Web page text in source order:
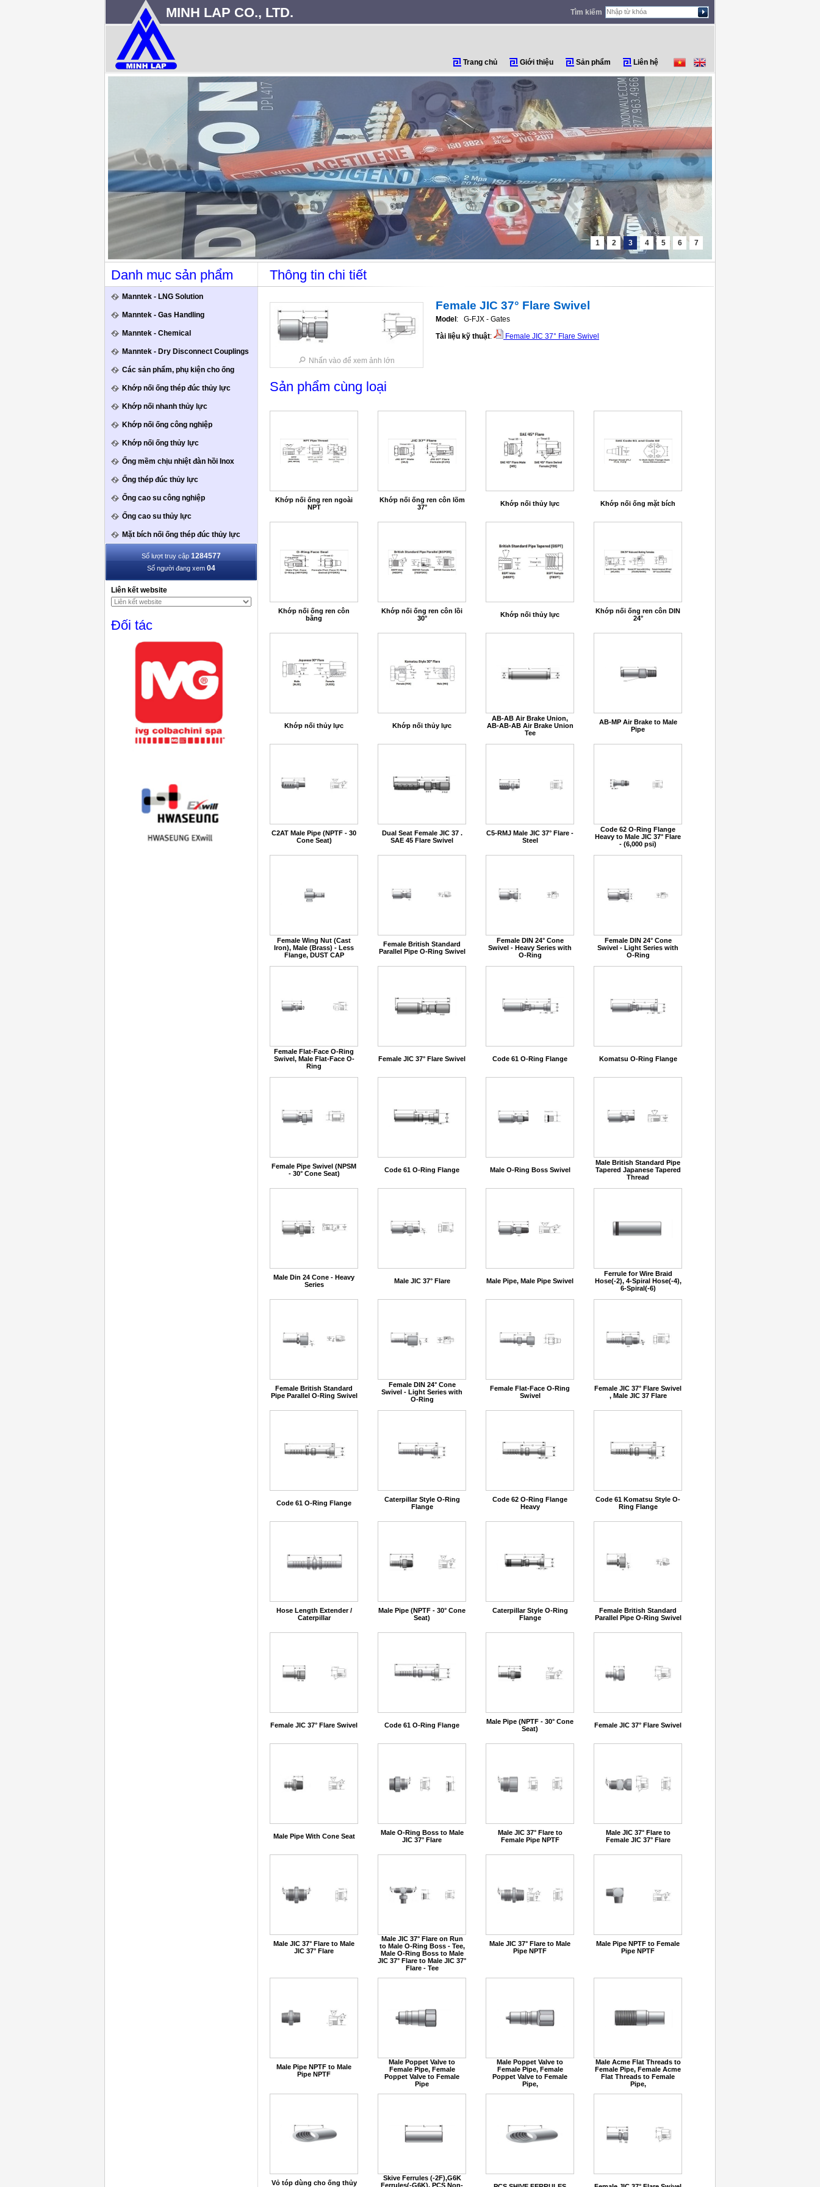
MINH LAP CO., LTD. Tìm kiếm
Trang chủ Giới thiệu Sản phẩm Liên hệ
1 2 3 4 5 6 7
Danh mục sản phẩm
Manntek - LNG Solution
Manntek - Gas Handling
Manntek - Chemical
Manntek - Dry Disconnect Couplings
Các sản phẩm, phụ kiện cho ống
Khớp nối ống thép đúc thủy lực
Khớp nối nhanh thủy lực
Khớp nối ống công nghiệp
Khớp nối ống thủy lực
Ống mềm chịu nhiệt đàn hồi Inox
Ống thép đúc thủy lực
Ống cao su công nghiệp
Ống cao su thủy lực
Mặt bích nối ống thép đúc thủy lực
Số lượt truy cập 1284577
Số người đang xem 04
Liên kết website
Đối tác
Thông tin chi tiết
Nhấn vào để xem ảnh lớn
Female JIC 37° Flare Swivel
Model : G-FJX - Gates
Tài liệu kỹ thuật: Female JIC 37° Flare Swivel
Sản phẩm cùng loại
Khớp nối ống ren ngoài
NPT
Khớp nối ống ren côn lõm
37°
Khớp nối thủy lực Khớp nối ống mặt bích
Khớp nối ống ren côn
bằng
Khớp nối ống ren côn lồi
30°
Khớp nối thủy lực
Khớp nối ống ren côn DIN
24°
Khớp nối thủy lực Khớp nối thủy lực
AB-AB Air Brake Union,
AB-AB-AB Air Brake Union
Tee
AB-MP Air Brake to Male
Pipe
C2AT Male Pipe (NPTF - 30
Cone Seat)
Dual Seat Female JIC 37 .
SAE 45 Flare Swivel
C5-RMJ Male JIC 37° Flare -
Steel
Code 62 O-Ring Flange
Heavy to Male JIC 37° Flare
- (6,000 psi)
Female Wing Nut (Cast
Iron), Male (Brass) - Less
Flange, DUST CAP
Female British Standard
Parallel Pipe O-Ring Swivel
Female DIN 24° Cone
Swivel - Heavy Series with
O-Ring
Female DIN 24° Cone
Swivel - Light Series with
O-Ring
Female Flat-Face O-Ring
Swivel, Male Flat-Face O-
Ring
Female JIC 37° Flare Swivel Code 61 O-Ring Flange Komatsu O-Ring Flange
Female Pipe Swivel (NPSM
- 30° Cone Seat)
Code 61 O-Ring Flange Male O-Ring Boss Swivel
Male British Standard Pipe
Tapered Japanese Tapered
Thread
Male Din 24 Cone - Heavy
Series
Male JIC 37° Flare Male Pipe, Male Pipe Swivel
Ferrule for Wire Braid
Hose(-2), 4-Spiral Hose(-4),
6-Spiral(-6)
Female British Standard
Pipe Parallel O-Ring Swivel
Female DIN 24° Cone
Swivel - Light Series with
O-Ring
Female Flat-Face O-Ring
Swivel
Female JIC 37° Flare Swivel
, Male JIC 37 Flare
Code 61 O-Ring Flange
Caterpillar Style O-Ring
Flange
Code 62 O-Ring Flange
Heavy
Code 61 Komatsu Style O-
Ring Flange
Hose Length Extender /
Caterpillar
Male Pipe (NPTF - 30° Cone
Seat)
Caterpillar Style O-Ring
Flange
Female British Standard
Parallel Pipe O-Ring Swivel
Female JIC 37° Flare Swivel Code 61 O-Ring Flange
Male Pipe (NPTF - 30° Cone
Seat)
Female JIC 37° Flare Swivel
Male Pipe With Cone Seat
Male O-Ring Boss to Male
JIC 37° Flare
Male JIC 37° Flare to
Female Pipe NPTF
Male JIC 37° Flare to
Female JIC 37° Flare
Male JIC 37° Flare to Male
JIC 37° Flare
Male JIC 37° Flare on Run
to Male O-Ring Boss - Tee,
Male O-Ring Boss to Male
JIC 37° Flare to Male JIC 37°
Flare - Tee
Male JIC 37° Flare to Male
Pipe NPTF
Male Pipe NPTF to Female
Pipe NPTF
Male Pipe NPTF to Male
Pipe NPTF
Male Poppet Valve to
Female Pipe, Female
Poppet Valve to Female
Pipe
Male Poppet Valve to
Female Pipe, Female
Poppet Valve to Female
Pipe,
Male Acme Flat Threads to
Female Pipe, Female Acme
Flat Threads to Female
Pipe,
Vỏ tóp dùng cho ống thủy
Skive Ferrules (-2F),G6K
Ferrules(-G6K), PCS Non-